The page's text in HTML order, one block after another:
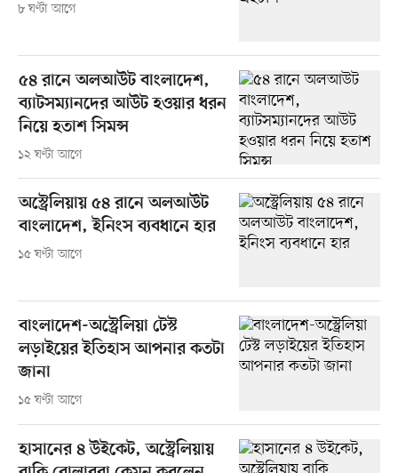
৮ ঘণ্টা আগে
৫৪ রানে অলআউট বাংলাদেশ,
ব্যাটসম্যানদের আউট হওয়ার ধরন
নিয়ে হতাশ সিমন্স
১২ ঘণ্টা আগে
অস্ট্রেলিয়ায় ৫৪ রানে অলআউট
বাংলাদেশ, ইনিংস ব্যবধানে হার
১৫ ঘণ্টা আগে
বাংলাদেশ-অস্ট্রেলিয়া টেস্ট
লড়াইয়ের ইতিহাস আপনার কতটা
জানা
১৫ ঘণ্টা আগে
হাসানের ৪ উইকেট, অস্ট্রেলিয়ায়